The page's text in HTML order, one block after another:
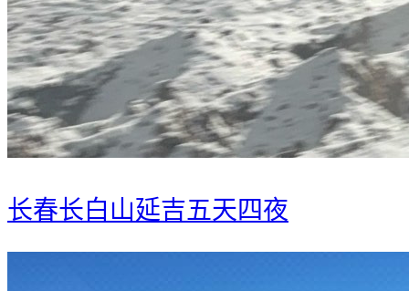
长春长白山延吉五天四夜